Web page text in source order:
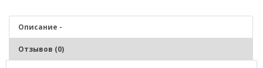
Описание -
Отзывов (0)